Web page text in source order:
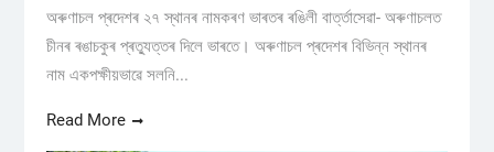
অৰুণাচল প্ৰদেশৰ ২৭ স্থানৰ নামকৰণ ভাৰতৰ ৰঙিলী বাৰ্ত্তাসেৱা- অৰুণাচলত
চীনৰ ৰঙাচকুৰ প্ৰত্যুত্তৰ দিলে ভাৰতে। অৰুণাচল প্ৰদেশৰ বিভিন্ন স্থানৰ
নাম একপক্ষীয়ভাৱে সলনি...
Read More